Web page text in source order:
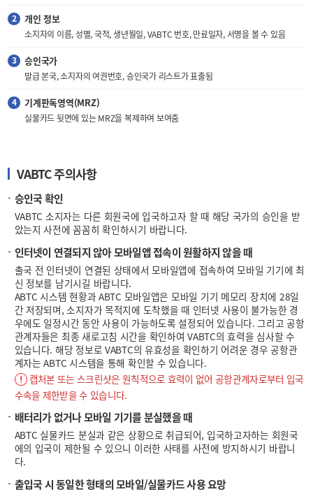
개인 정보
소지자의 이름, 성별, 국적, 생년월일, VABTC 번호, 만료일자, 서명을 볼 수 있음
승인국가
발급 본국, 소지자의 여권번호, 승인국가 리스트가 표출됨
기계판독영역(MRZ)
실물카드 뒷면에 있는 MRZ을 복제하여 보여줌
VABTC 주의사항
승인국 확인
VABTC 소지자는 다른 회원국에 입국하고자 할 때 해당 국가의 승인을 받
았는지 사전에 꼼꼼히 확인하시기 바랍니다.
인터넷이 연결되지 않아 모바일앱 접속이 원활하지 않을 때
출국 전 인터넷이 연결된 상태에서 모바일앱에 접속하여 모바일 기기에 최
신 정보를 남기시길 바랍니다.
ABTC 시스템 현황과 ABTC 모바일앱은 모바일 기기 메모리 장치에 28일
간 저장되며, 소지자가 목적지에 도착했을 때 인터넷 사용이 불가능한 경
우에도 일정시간 동안 사용이 가능하도록 설정되어 있습니다. 그리고 공항
관계자들은 최종 새로고침 시간을 확인하여 VABTC의 효력을 심사할 수
있습니다. 해당 정보로 VABTC의 유효성을 확인하기 어려운 경우 공항관
계자는 ABTC 시스템을 통해 확인할 수 있습니다.
캡처본 또는 스크린샷은 원칙적으로 효력이 없어 공항관계자로부터 입국
수속을 제한받을 수 있습니다.
배터리가 없거나 모바일 기기를 분실했을 때
ABTC 실물카드 분실과 같은 상황으로 취급되어, 입국하고자하는 회원국
에의 입국이 제한될 수 있으니 이러한 사태를 사전에 방지하시기 바랍니
다.
출입국 시 동일한 형태의 모바일/실물카드 사용 요망